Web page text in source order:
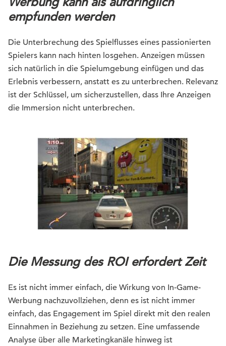
empfunden werden
Die Unterbrechung des Spielflusses eines passionierten
Spielers kann nach hinten losgehen. Anzeigen müssen
sich natürlich in die Spielumgebung einfügen und das
Erlebnis verbessern, anstatt es zu unterbrechen. Relevanz
ist der Schlüssel, um sicherzustellen, dass Ihre Anzeigen
die Immersion nicht unterbrechen.
Die Messung des ROI erfordert Zeit
Es ist nicht immer einfach, die Wirkung von In-Game-
Werbung nachzuvollziehen, denn es ist nicht immer
einfach, das Engagement im Spiel direkt mit den realen
Einnahmen in Beziehung zu setzen. Eine umfassende
Analyse über alle Marketingkanäle hinweg ist